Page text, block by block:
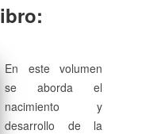
En este volumen
se aborda el
nacimiento y
desarrollo de la